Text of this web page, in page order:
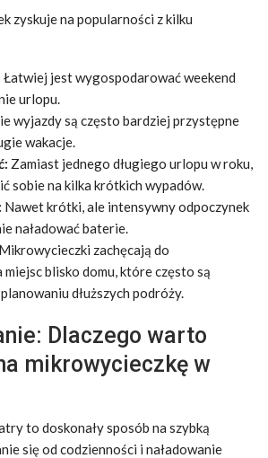
zyskuje na popularności z kilku
Łatwiej jest wygospodarować weekend
urlopu.
wyjazdy są często bardziej przystępne
wakacje.
Zamiast jednego długiego urlopu w roku,
sobie na kilka krótkich wypadów.
Nawet krótki, ale intensywny odpoczynek
naładować baterie.
Mikrowycieczki zachęcają do
blisko domu, które często są
dłuższych podróży.
Dlaczego warto
mikrowycieczkę w
to doskonały sposób na szybką
się od codzienności i naładowanie